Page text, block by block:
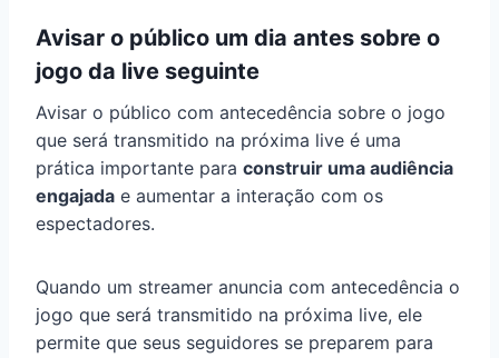
Avisar o público um dia antes sobre o
jogo da live seguinte
Avisar o público com antecedência sobre o jogo
que será transmitido na próxima live é uma
prática importante para construir uma audiência
engajada e aumentar a interação com os
espectadores.
Quando um streamer anuncia com antecedência o
jogo que será transmitido na próxima live, ele
permite que seus seguidores se preparem para